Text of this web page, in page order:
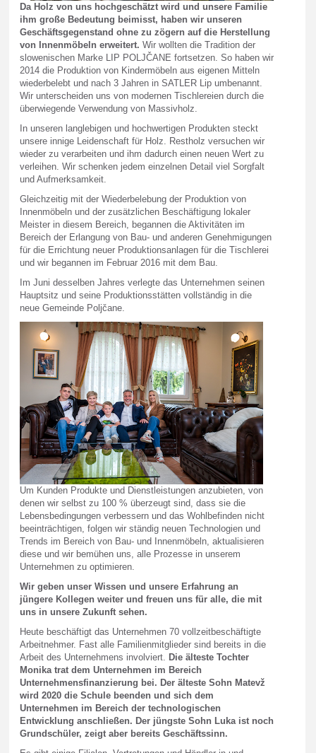
Da Holz von uns hochgeschätzt wird und unsere Familie
ihm große Bedeutung beimisst, haben wir unseren
Geschäftsgegenstand ohne zu zögern auf die Herstellung
von Innenmöbeln erweitert. Wir wollten die Tradition der
slowenischen Marke LIP POLJČANE fortsetzen. So haben wir
2014 die Produktion von Kindermöbeln aus eigenen Mitteln
wiederbelebt und nach 3 Jahren in SATLER Lip umbenannt.
Wir unterscheiden uns von modernen Tischlereien durch die
überwiegende Verwendung von Massivholz.
In unseren langlebigen und hochwertigen Produkten steckt
unsere innige Leidenschaft für Holz. Restholz versuchen wir
wieder zu verarbeiten und ihm dadurch einen neuen Wert zu
verleihen. Wir schenken jedem einzelnen Detail viel Sorgfalt
und Aufmerksamkeit.
Gleichzeitig mit der Wiederbelebung der Produktion von
Innenmöbeln und der zusätzlichen Beschäftigung lokaler
Meister in diesem Bereich, begannen die Aktivitäten im
Bereich der Erlangung von Bau- und anderen Genehmigungen
für die Errichtung neuer Produktionsanlagen für die Tischlerei
und wir begannen im Februar 2016 mit dem Bau.
Im Juni desselben Jahres verlegte das Unternehmen seinen
Hauptsitz und seine Produktionsstätten vollständig in die
neue Gemeinde Poljčane.
Um Kunden Produkte und Dienstleistungen anzubieten, von
denen wir selbst zu 100 % überzeugt sind, dass sie die
Lebensbedingungen verbessern und das Wohlbefinden nicht
beeinträchtigen, folgen wir ständig neuen Technologien und
Trends im Bereich von Bau- und Innenmöbeln, aktualisieren
diese und wir bemühen uns, alle Prozesse in unserem
Unternehmen zu optimieren.
Wir geben unser Wissen und unsere Erfahrung an
jüngere Kollegen weiter und freuen uns für alle, die mit
uns in unsere Zukunft sehen.
Heute beschäftigt das Unternehmen 70 vollzeitbeschäftigte
Arbeitnehmer. Fast alle Familienmitglieder sind bereits in die
Arbeit des Unternehmens involviert. Die älteste Tochter
Monika trat dem Unternehmen im Bereich
Unternehmensfinanzierung bei. Der älteste Sohn Matevž
wird 2020 die Schule beenden und sich dem
Unternehmen im Bereich der technologischen
Entwicklung anschließen. Der jüngste Sohn Luka ist noch
Grundschüler, zeigt aber bereits Geschäftssinn.